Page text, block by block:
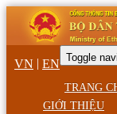
VN | EN Toggle
TRANG
GIỚI THIỆU